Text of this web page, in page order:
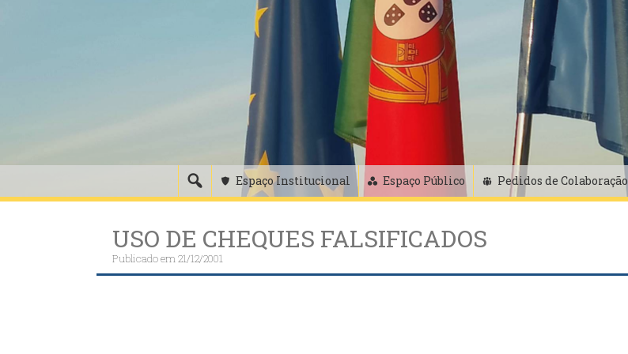
Espaço Institucional Espaço Público Pedidos de Colaboração
USO DE CHEQUES FALSIFICADOS
Publicado em21/12/2001